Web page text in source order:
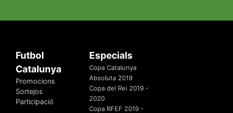
Futbol
Catalunya
Promocions
Sortejos
Participació
Especials
Copa Catalunya
Absoluta 2019
Copa del Rei 2019 -
2020
Copa RFEF 2019 -